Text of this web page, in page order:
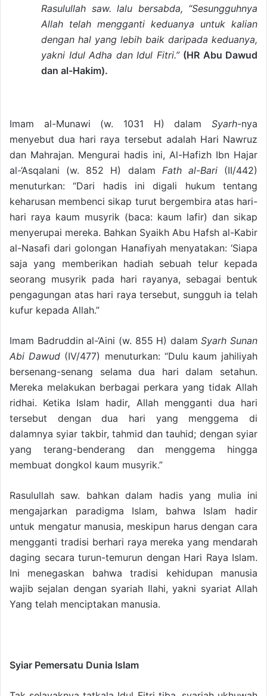
Rasulullah saw. lalu bersabda, “Sesungguhnya
Allah telah mengganti keduanya untuk kalian
dengan hal yang lebih baik daripada keduanya,
yakni Idul Adha dan Idul Fitri.” (HR Abu Dawud
dan al-Hakim).
Imam al-Munawi (w. 1031 H) dalam Syarh-nya
menyebut dua hari raya tersebut adalah Hari Nawruz
dan Mahrajan. Mengurai hadis ini, Al-Hafizh Ibn Hajar
al-‘Asqalani (w. 852 H) dalam Fath al-Bari (II/442)
menuturkan: “Dari hadis ini digali hukum tentang
keharusan membenci sikap turut bergembira atas hari-
hari raya kaum musyrik (baca: kaum lafir) dan sikap
menyerupai mereka. Bahkan Syaikh Abu Hafsh al-Kabir
al-Nasafi dari golongan Hanafiyah menyatakan: ‘Siapa
saja yang memberikan hadiah sebuah telur kepada
seorang musyrik pada hari rayanya, sebagai bentuk
pengagungan atas hari raya tersebut, sungguh ia telah
kufur kepada Allah.”
Imam Badruddin al-‘Aini (w. 855 H) dalamSyarh Sunan
Abi Dawud (IV/477) menuturkan: “Dulu kaum jahiliyah
bersenang-senang selama dua hari dalam setahun.
Mereka melakukan berbagai perkara yang tidak Allah
ridhai. Ketika Islam hadir, Allah mengganti dua hari
tersebut dengan dua hari yang menggema di
dalamnya syiar takbir, tahmid dan tauhid; dengan syiar
yang terang-benderang dan menggema hingga
membuat dongkol kaum musyrik.”
Rasulullah saw. bahkan dalam hadis yang mulia ini
mengajarkan paradigma Islam, bahwa Islam hadir
untuk mengatur manusia, meskipun harus dengan cara
mengganti tradisi berhari raya mereka yang mendarah
daging secara turun-temurun dengan Hari Raya Islam.
Ini menegaskan bahwa tradisi kehidupan manusia
wajib sejalan dengan syariah Ilahi, yakni syariat Allah
Yang telah menciptakan manusia.
Syiar Pemersatu Dunia Islam